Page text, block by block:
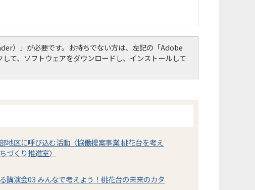
）」が必要です。お持ちでない方は、左記の「Adobe
て、ソフトウェアをダウンロードし、インストールして
地区に呼び込む活動〈協働提案事業 桃花台を考え
づくり推進室〉
講演会03 みんなで考えよう！桃花台の未来のカタ